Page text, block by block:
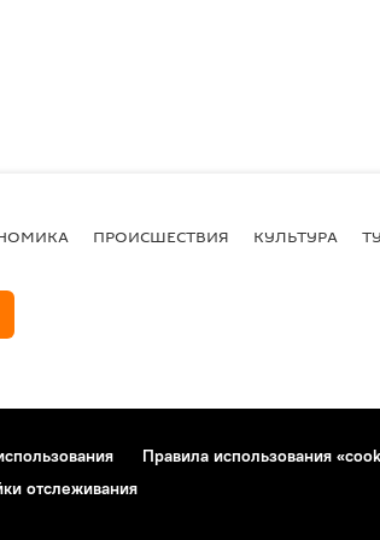
ПРОИСШЕСТВИЯ КУЛЬТУРА
Правила использования
отслеживания